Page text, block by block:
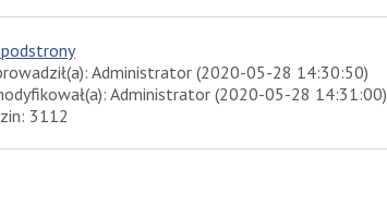
Administrator (2020-05-28 14:30:50)
Administrator (2020-05-28 14:31:00)
3112